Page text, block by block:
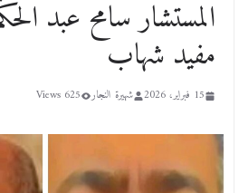
المستشار سامح عبد
مفيد شهاب
15 فبراير، 2026 شهيرة النجار 625 Views